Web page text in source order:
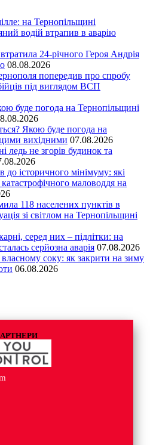
на Тернопільщині
водій втрапив в аварію
24-річного Героя Андрія
08.08.2026
попередив про спробу
під виглядом ВСП
буде погода на Тернопільщині
Якою буде погода на
вихідними 07.08.2026
ледь не згорів будинок та
до історичного мінімуму: які
катастрофічного маловоддя на
118 населених пунктів в
зі світлом на Тернопільщині
серед них – підлітки: на
серйозна аварія 07.08.2026
соку: як закрити на зиму
06.08.2026